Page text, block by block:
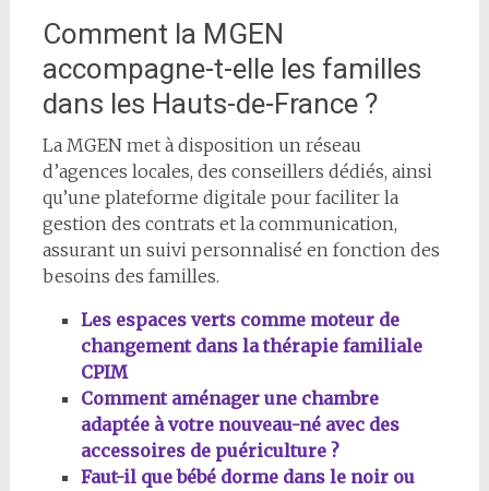
Comment la MGEN
accompagne-t-elle les familles
dans les Hauts-de-France ?
La MGEN met à disposition un réseau
d’agences locales, des conseillers dédiés, ainsi
qu’une plateforme digitale pour faciliter la
gestion des contrats et la communication,
assurant un suivi personnalisé en fonction des
besoins des familles.
Les espaces verts comme moteur de
changement dans la thérapie familiale
CPIM
Comment aménager une chambre
adaptée à votre nouveau-né avec des
accessoires de puériculture ?
Faut-il que bébé dorme dans le noir ou